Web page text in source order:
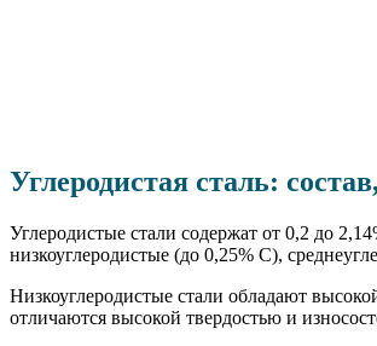
Углеродистая сталь:
Углеродистые стали содержат от 0,2 до
низкоуглеродистые (до 0,25% С),
Низкоуглеродистые стали обладают
отличаются высокой твердостью и